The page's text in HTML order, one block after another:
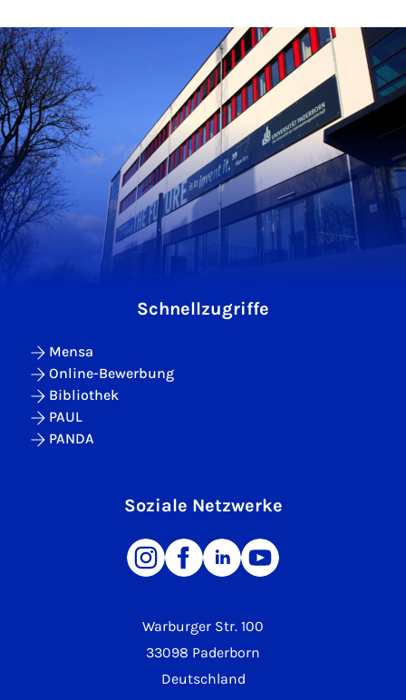
Warburger Str. 100
33098 Paderborn
Deutschland
Schnellzugriffe
Mensa
Online-Bewerbung
Bibliothek
PAUL
PANDA
Soziale Netzwerke